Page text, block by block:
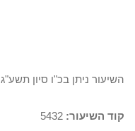
השיעור ניתן בכ"ו סיון תשע"ג
קוד השיעור: